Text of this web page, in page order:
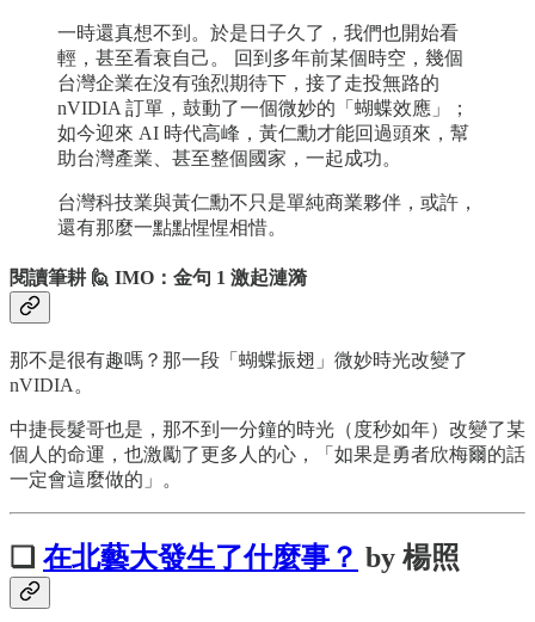
一時還真想不到。於是日子久了，我們也開始看
輕，甚至看衰自己。 回到多年前某個時空，幾個
台灣企業在沒有強烈期待下，接了走投無路的
nVIDIA 訂單，鼓動了一個微妙的「蝴蝶效應」；
如今迎來 AI 時代高峰，黃仁勳才能回過頭來，幫
助台灣產業、甚至整個國家，一起成功。
台灣科技業與黃仁勳不只是單純商業夥伴，或許，
還有那麼一點點惺惺相惜。
閱讀筆耕 🙋 IMO：金句 1 激起漣漪
那不是很有趣嗎？那一段「蝴蝶振翅」微妙時光改變了
nVIDIA。
中捷長髮哥也是，那不到一分鐘的時光（度秒如年）改變了某
個人的命運，也激勵了更多人的心，「如果是勇者欣梅爾的話
一定會這麼做的」。
❏ 在北藝大發生了什麼事？ by 楊照